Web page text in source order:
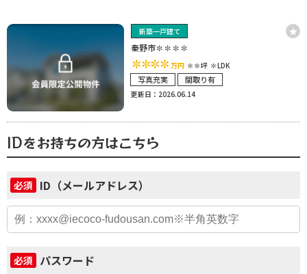
新築一戸建て
秦野市✽✽✽✽
✽✽✽✽ 万円 ✽✽坪 ✽LDK
写真充実 間取り有
更新日：2026.06.14
IDをお持ちの方はこちら
必須 ID（メールアドレス）
必須 パスワード